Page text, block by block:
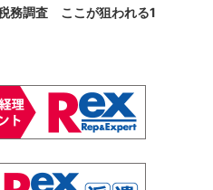
務調査 ここが狙われる1